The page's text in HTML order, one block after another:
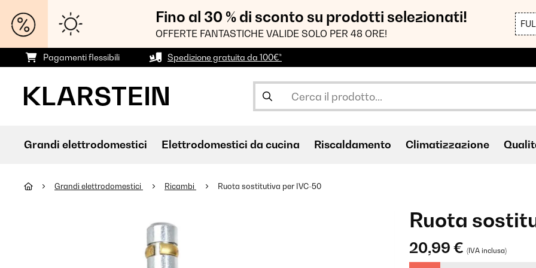
Fino al 30 % di sconto su prodotti selezionati!
OFFERTE FANTASTICHE VALIDE SOLO PER 48 ORE!
Pagamenti flessibili Spedizione gratuita da 100€*
Grandi elettrodomestici Elettrodomestici da cucina Riscaldamento Climatizzazione
Grandi elettrodomestici Ricambi Ruota sostitutiva per IVC-50
Ruota
20,99 € (IVA inclusa)